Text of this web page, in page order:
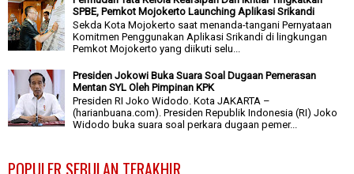
SPBE, Pemkot Mojokerto Launching Aplikasi Srikandi
Sekda Kota Mojokerto saat menanda-tangani Pernyataan
Komitmen Penggunakan Aplikasi Srikandi di lingkungan
Pemkot Mojokerto yang diikuti selu...
Presiden Jokowi Buka Suara Soal Dugaan Pemerasan
Mentan SYL Oleh Pimpinan KPK
Presiden RI Joko Widodo. Kota JAKARTA –
(harianbuana.com). Presiden Republik Indonesia (RI) Joko
Widodo buka suara soal perkara dugaan pemer...
POPULER SEBULAN TERAKHIR